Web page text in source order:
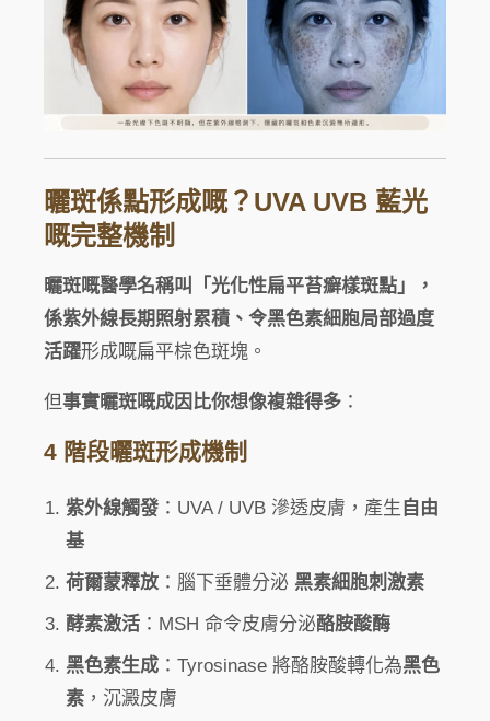
曬斑係點形成嘅？UVA UVB 藍光
嘅完整機制
曬斑嘅醫學名稱叫「光化性扁平苔癬樣斑點」，
係紫外線長期照射累積、令黑色素細胞局部過度
活躍形成嘅扁平棕色斑塊。
但事實曬斑嘅成因比你想像複雜得多 ：
4 階段曬斑形成機制
紫外線觸發 ：UVA / UVB 滲透皮膚，產生 自由
基
荷爾蒙釋放：腦下垂體分泌 黑素細胞刺激素
酵素激活 ：MSH 命令皮膚分泌酪胺酸酶
黑色素生成 ：Tyrosinase 將酪胺酸轉化為黑色
素 ，沉澱皮膚